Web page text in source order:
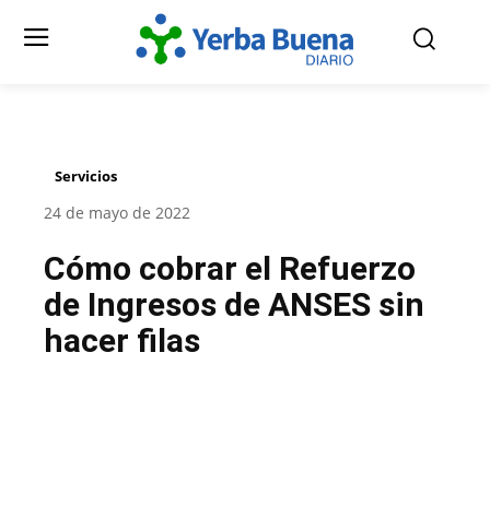
Servicios
24 de mayo de 2022
Cómo cobrar el Refuerzo
de Ingresos de ANSES sin
hacer filas